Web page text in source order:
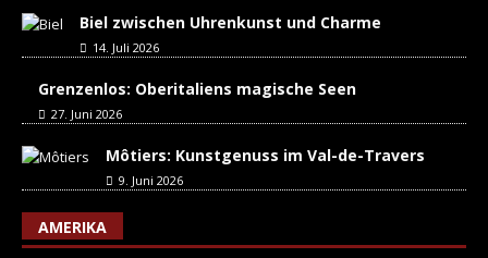
Biel zwischen Uhrenkunst und Charme
14. Juli 2026
Grenzenlos: Oberitaliens magische Seen
27. Juni 2026
Môtiers: Kunstgenuss im Val-de-Travers
9. Juni 2026
AMERIKA